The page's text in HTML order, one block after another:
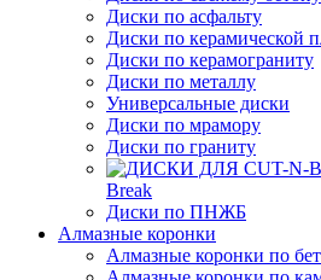
Диски по асфальту
Диски по керамической
Диски по керамограниту
Диски по металлу
Универсальные диски
Диски по мрамору
Диски по граниту
Break
Диски по ПНЖБ
Алмазные коронки
Алмазные коронки по